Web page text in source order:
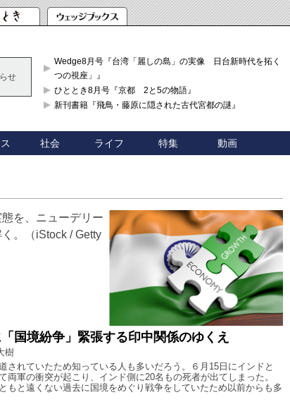
せ
Wedge8月号『台湾「麗しの島」の実像 日台新時代を拓く「3
つの視座」』
ひととき8月号『京都 2と5の物語』
新刊書籍『飛鳥・藤原に隠された古代宮都の謎』
社会 ライフ 特集 動画
を、ニューデリー
。（iStock / Getty
「国境紛争」緊張する印中関係のゆくえ
樹
されていたため知っている人も多いだろう。６月15日にインドと
両軍の衝突が起こり、インド側に20名もの死者が出てしまった。
もと遠くない過去に国境をめぐり戦争をしていたため以前からも多